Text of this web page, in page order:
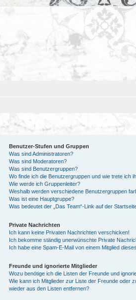
Benutzer-Stufen und Gruppen
Was sind Administratoren?
Was sind Moderatoren?
Was sind Benutzergruppen?
Wo finde ich die Benutzergruppen und wie trete ich
Wie werde ich Gruppenleiter?
Weshalb werden verschiedene Benutzergruppen
Was ist eine Hauptgruppe?
Was bedeutet der „Das Team“-Link auf der
Private Nachrichten
Ich kann keine Privaten Nachrichten verschicken!
Ich bekomme ständig unerwünschte Private
Ich habe eine Spam-E-Mail von einem Mitglied
Freunde und ignorierte Mitglieder
Wozu benötige ich die Listen der Freunde und
Wie kann ich Mitglieder zur Liste der Freunde oder
wieder aus den Listen entfernen?